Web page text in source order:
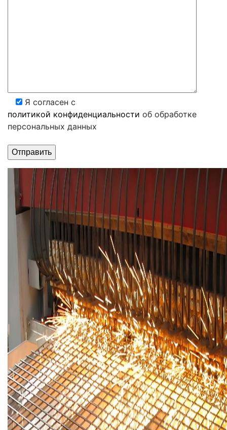
Я согласен с
политикой конфиденциальности об обработке
персональных данных